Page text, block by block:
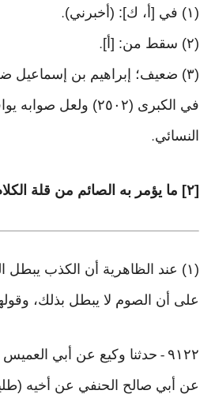
(١) في [أ، ك]: (أخبرني) .
(٢) سقط من: [أ] .
(٣) ضعيف؛ إبراهيم بن إسماعيل
النسائي.
[٢] ما يؤمر به الصائم من قلة الكلام وتوقي الكذب
(١) عند الظاهرية أن الكذب يبطل
على أن الصوم لا يبطل بذلك،
٩١٢٢ - حدثنا وكيع عن أبي